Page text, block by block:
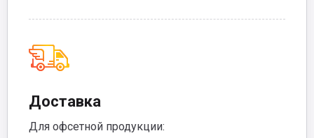
Доставка
Для офсетной продукции: